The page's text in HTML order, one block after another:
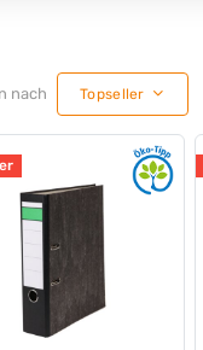
nach Topseller